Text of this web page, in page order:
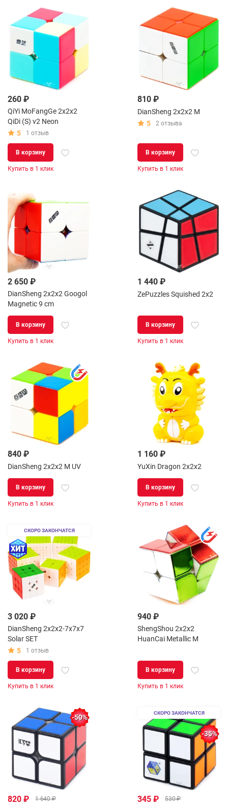
260 ₽
QiYi MoFangGe 2x2x2
QiDi (S) v2 Neon
5
1 отзыв
В корзину
Купить в 1 клик
810 ₽
DianSheng 2x2x2 M
5
2 отзыва
В корзину
Купить в 1 клик
2 650 ₽
DianSheng 2x2x2 Googol
Magnetic 9 cm
В корзину
Купить в 1 клик
1 440 ₽
ZePuzzles Squished 2x2
В корзину
Купить в 1 клик
840 ₽
DianSheng 2x2x2 M UV
В корзину
Купить в 1 клик
1 160 ₽
YuXin Dragon 2x2x2
В корзину
Купить в 1 клик
СКОРО ЗАКОНЧАТСЯ
3 020 ₽
DianSheng 2x2x2-7x7x7
Solar SET
5
1 отзыв
В корзину
Купить в 1 клик
940 ₽
ShengShou 2x2x2
HuanCai Metallic M
В корзину
Купить в 1 клик
-50%
820 ₽ 1 640 ₽
СКОРО ЗАКОНЧАТСЯ
-35%
345 ₽ 530 ₽